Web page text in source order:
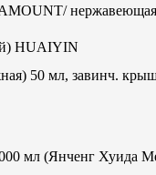
HUAIYIN
50 мл, завинч.
мл (Янченг Хуида